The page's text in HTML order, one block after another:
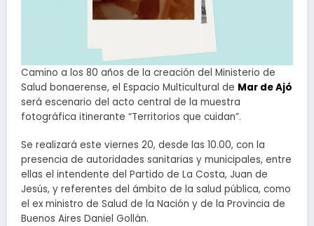
Camino a los 80 años de la creación del Ministerio de
Salud bonaerense, el Espacio Multicultural de Mar de Ajó
será escenario del acto central de la muestra
fotográfica itinerante “Territorios que cuidan”.
Se realizará este viernes 20, desde las 10.00, con la
presencia de autoridades sanitarias y municipales, entre
ellas el intendente del Partido de La Costa, Juan de
Jesús, y referentes del ámbito de la salud pública, como
el ex ministro de Salud de la Nación y de la Provincia de
Buenos Aires Daniel Gollán.